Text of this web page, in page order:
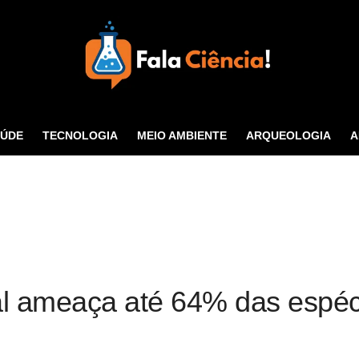
Tecnologia
TECNOLOGIA MEIO AMBIENTE ARQUEOLOGIA
ameaça até 64% das